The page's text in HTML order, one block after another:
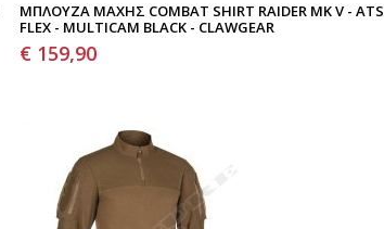
ΜΠΛΟΎΖΑ ΜΆΧΗΣ COMBAT SHIRT RAIDER MK V - ATS
FLEX - MULTICAM BLACK - CLAWGEAR
€ 159,90